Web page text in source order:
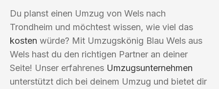
Du planst einen Umzug von Wels nach
Trondheim und möchtest wissen, wie viel das
kosten würde? Mit Umzugskönig Blau Wels aus
Wels hast du den richtigen Partner an deiner
Seite! Unser erfahrenes Umzugsunternehmen
unterstützt dich bei deinem Umzug und bietet dir